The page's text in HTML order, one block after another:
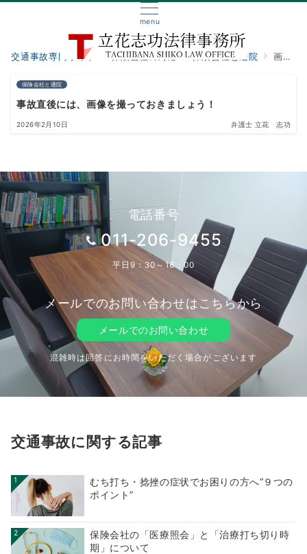
menu
交通事故専門サイト 保険会社の対応 保険会社と通院 画像の撮影
保険会社と通院
事故直後には、画像を撮っておきましょう！
2026年2月10日 弁護士 立花 志功
電話番号
011-206-9455
平日9：30～18：00
メールでのお問い合わせはこちらから
メールでのお問い合わせ
混雑時は回答にお時間をいただく場合がございます
交通事故に関する記事
1
むち打ち・捻挫の症状でお困りの方へ“９つの
ポイント”
2
保険会社の「医療照会」と「治療打ち切り時
期」について